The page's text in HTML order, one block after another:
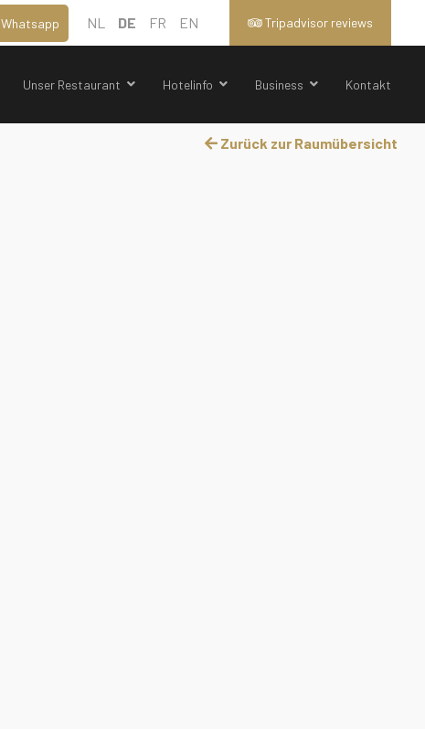
Tripadvisor reviews
NL DE FR EN
Whatsapp
Unser Restaurant Hotelinfo Business Kontakt
Zurück zur Raumübersicht